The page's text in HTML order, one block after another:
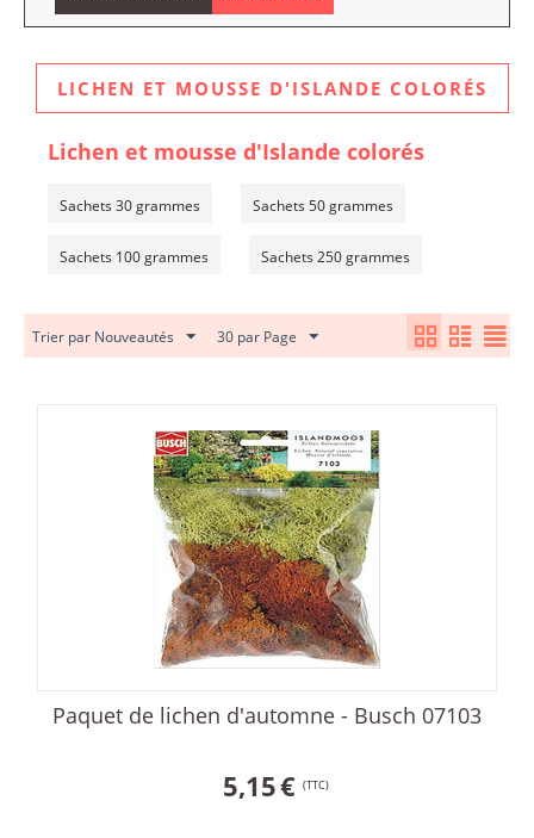
LICHEN ET MOUSSE D'ISLANDE COLORÉS
Lichen et mousse d'Islande colorés
Sachets 30 grammes Sachets 50 grammes
Sachets 100 grammes Sachets 250 grammes
Trier par Nouveautés 30 par Page
Paquet de lichen d'automne - Busch 07103
5,15€ (TTC)